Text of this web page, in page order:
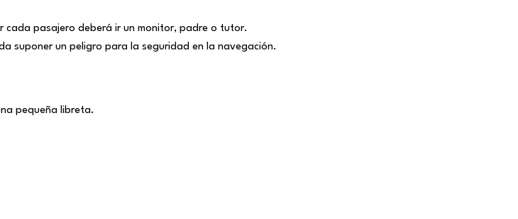
cada pasajero deberá ir un monitor, padre o tutor.
suponer un peligro para la seguridad en la navegación.
pequeña libreta.